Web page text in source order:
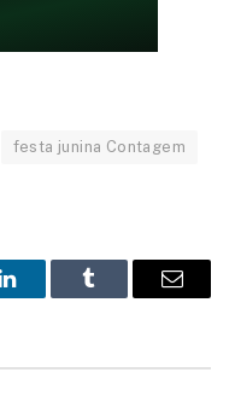
festa junina Contagem
LinkedInTumblr Email